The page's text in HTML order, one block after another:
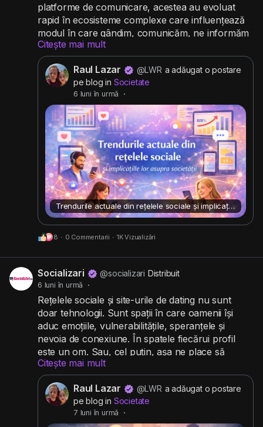
platforme de comunicare, acestea au evoluat
rapid în ecosisteme complexe care influențează
modul în care gândim, comunicăm, ne informăm
și construim relații. Trendurile din social media...
#socialmedia #retelesociale #comunitate
Citește mai mult
Raul Lazar @LWR a adăugat o postare
pe blog in Societate
6 luni în urmă ·
Trendurile actuale din rețelele sociale și implicațiile lor asupra societății
8 · 0 Commentarii · 1K Vizualizări
Socializari @socializari Distribuit
6 luni în urmă ·
Rețelele sociale și site-urile de dating nu sunt
doar tehnologii. Sunt spații în care oamenii își
aduc emoțiile, vulnerabilitățile, speranțele și
nevoia de conexiune. În spatele fiecărui profil
este un om. Sau, cel puțin, așa ne place să
credem.#retelesociale
#socializare #comunitate
Citește mai mult
Raul Lazar @LWR a adăugat o postare
pe blog in Societate
7 luni în urmă ·